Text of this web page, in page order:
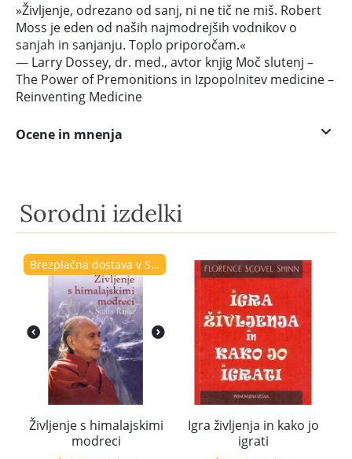
»Življenje, odrezano od sanj, ni ne tič ne miš. Robert
Moss je eden od naših najmodrejših vodnikov o
sanjah in sanjanju. Toplo priporočam.«
— Larry Dossey, dr. med., avtor knjig Moč slutenj –
The Power of Premonitions in Izpopolnitev medicine –
Reinventing Medicine
Ocene in mnenja
Sorodni izdelki
Brezplačna dostava v Sloveniji
Življenje s himalajskimi
modreci
Igra življenja in kako jo
igrati